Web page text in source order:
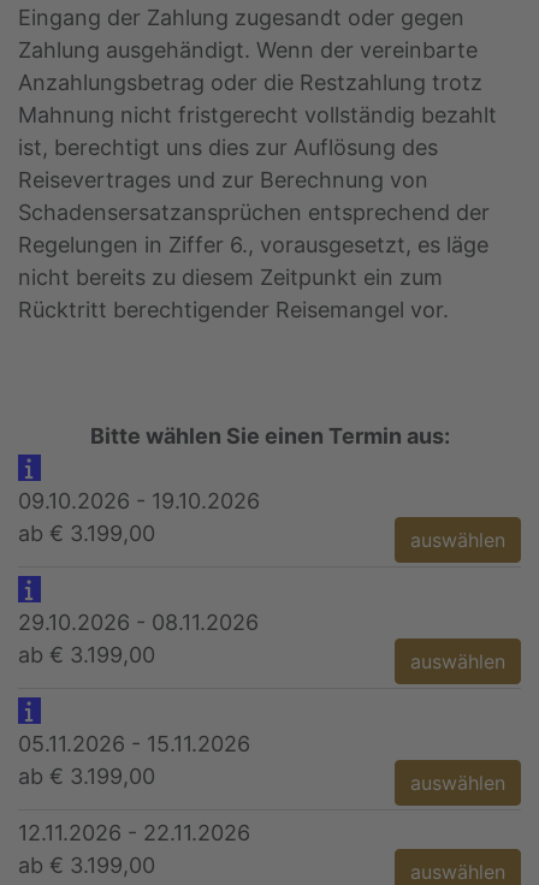
Eingang der Zahlung zugesandt oder gegen
Zahlung ausgehändigt. Wenn der vereinbarte
Anzahlungsbetrag oder die Restzahlung trotz
Mahnung nicht fristgerecht vollständig bezahlt
ist, berechtigt uns dies zur Auflösung des
Reisevertrages und zur Berechnung von
Schadensersatzansprüchen entsprechend der
Regelungen in Ziffer 6., vorausgesetzt, es läge
nicht bereits zu diesem Zeitpunkt ein zum
Rücktritt berechtigender Reisemangel vor.
Bitte wählen Sie einen Termin aus:
09.10.2026 - 19.10.2026
ab € 3.199,00
auswählen
29.10.2026 - 08.11.2026
ab € 3.199,00
auswählen
05.11.2026 - 15.11.2026
ab € 3.199,00
auswählen
12.11.2026 - 22.11.2026
ab € 3.199,00
auswählen